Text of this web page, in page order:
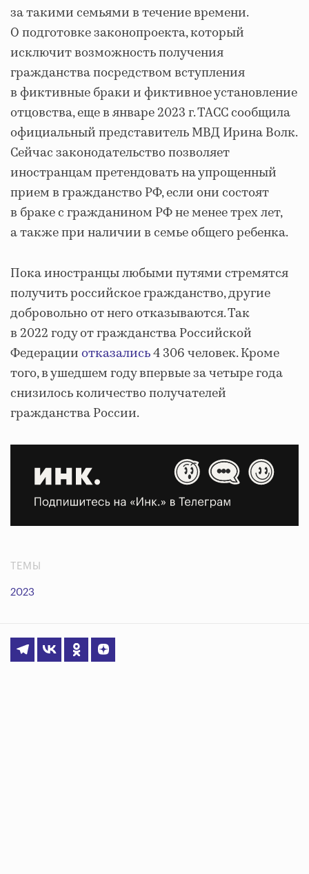
за такими семьями в течение времени.
О подготовке законопроекта, который
исключит возможность получения
гражданства посредством вступления
в фиктивные браки и фиктивное установление
отцовства, еще в январе 2023 г. ТАСС сообщила
официальный представитель МВД Ирина Волк.
Сейчас законодательство позволяет
иностранцам претендовать на упрощенный
прием в гражданство РФ, если они состоят
в браке с гражданином РФ не менее трех лет,
а также при наличии в семье общего ребенка.
Пока иностранцы любыми путями стремятся
получить российское гражданство, другие
добровольно от него отказываются. Так
в 2022 году от гражданства Российской
Федерацииотказались4 306 человек. Кроме
того, в ушедшем году впервые за четыре года
снизилось количество получателей
гражданства России.
ТЕМЫ
2023